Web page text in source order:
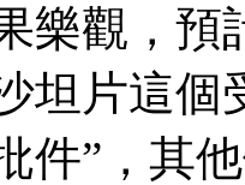
樂觀，預
坦片這個
件”，其